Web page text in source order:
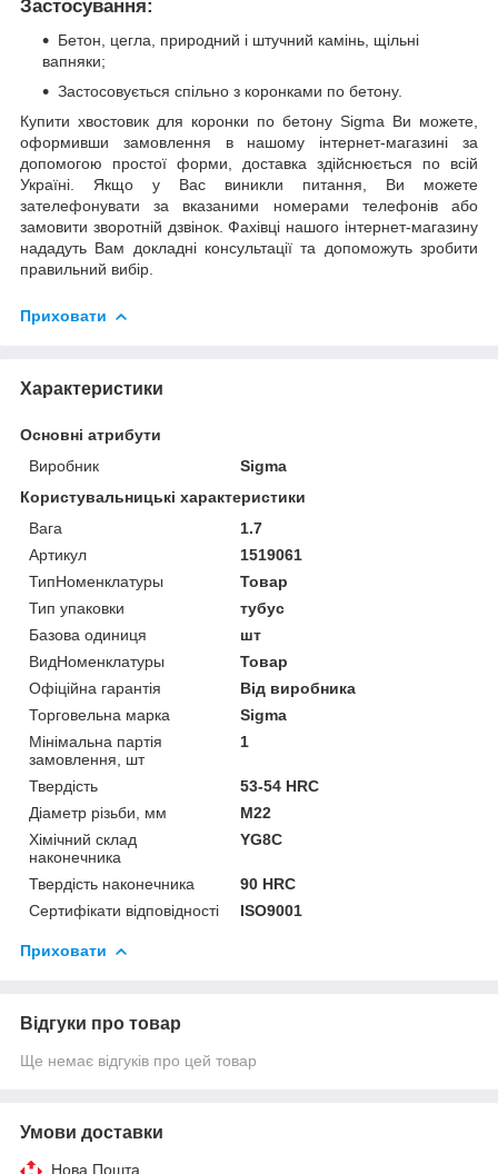
Застосування:
Бетон, цегла, природний і штучний камінь, щільні
вапняки;
Застосовується спільно з коронками по бетону.
Купити хвостовик для коронки по бетону Sigma Ви можете,
оформивши замовлення в нашому інтернет-магазині за
допомогою простої форми, доставка здійснюється по всій
Україні. Якщо у Вас виникли питання, Ви можете
зателефонувати за вказаними номерами телефонів або
замовити зворотній дзвінок. Фахівці нашого інтернет-магазину
нададуть Вам докладні консультації та допоможуть зробити
правильний вибір.
Приховати
Характеристики
Основні атрибути
Виробник
Sigma
Користувальницькі характеристики
Вага
1.7
Артикул
1519061
ТипНоменклатуры
Товар
Тип упаковки
тубус
Базова одиниця
шт
ВидНоменклатуры
Товар
Офіційна гарантія
Від виробника
Торговельна марка
Sigma
Мінімальна партія
замовлення, шт
1
Твердість
53-54 HRC
Діаметр різьби, мм
М22
Хімічний склад
наконечника
YG8C
Твердість наконечника
90 HRC
Сертифікати відповідності
ISO9001
Приховати
Відгуки про товар
Ще немає відгуків про цей товар
Умови доставки
Нова Пошта